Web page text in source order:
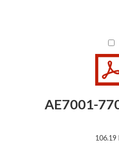
AE7001-
106.19